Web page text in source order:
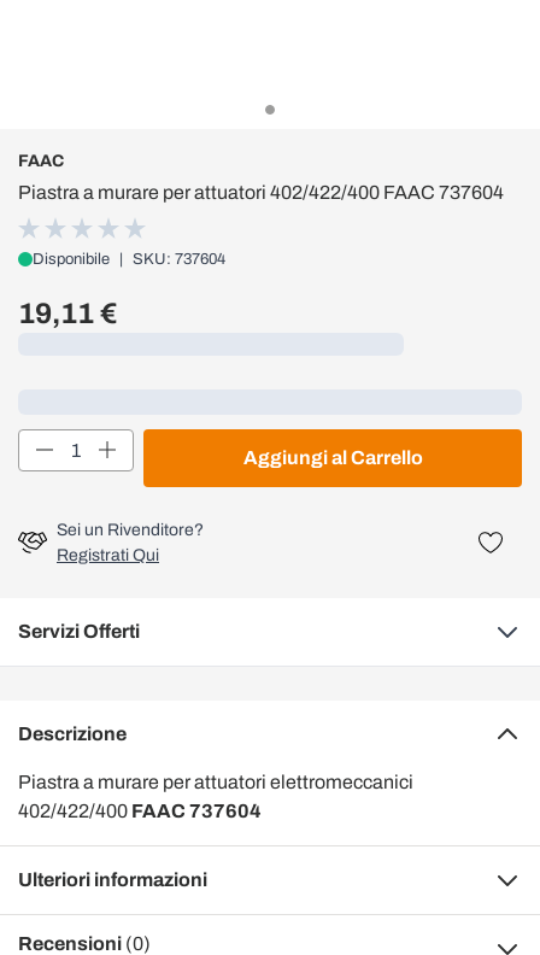
FAAC
Piastra a murare per attuatori 402/422/400 FAAC 737604
Disponibile SKU: 737604
19,11 €
Quantità
Aggiungi al Carrello
Sei un Rivenditore?
Registrati Qui
Servizi Offerti
Descrizione
Piastra a murare per attuatori elettromeccanici
402/422/400 FAAC 737604
Ulteriori informazioni
Recensioni (0)